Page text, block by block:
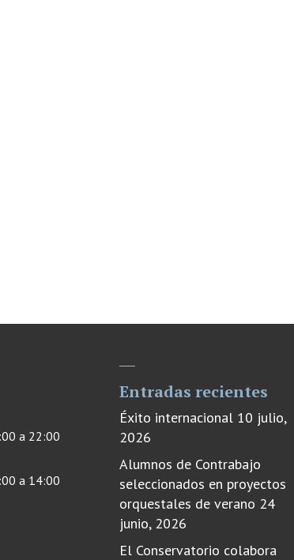
a 22:00
a 14:00
Entradas recientes
Éxito internacional 10 julio,
2026
Alumnos de Contrabajo
seleccionados en proyectos
orquestales de verano 24
junio, 2026
El Conservatorio colabora